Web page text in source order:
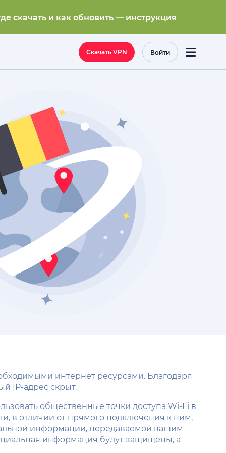
скачать и как обновить — инструкция
Скачать VPN Войти
интернет ресурсами. Благодаря
IP-адрес скрыт.
общественные точки доступа Wi-Fi в
в отличии от прямого подключения к ним,
информации, передаваемой вашим
информация будут защищены, а